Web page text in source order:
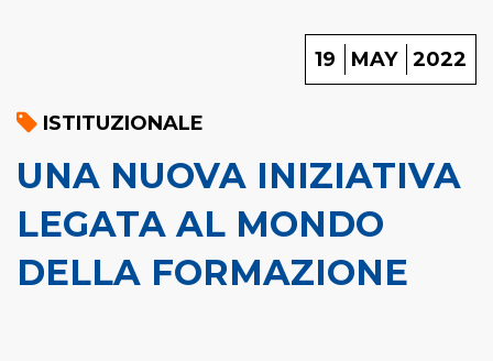
19 MAY 2022
ISTITUZIONALE
UNA NUOVA INIZIATIVA
LEGATA AL MONDO
DELLA FORMAZIONE